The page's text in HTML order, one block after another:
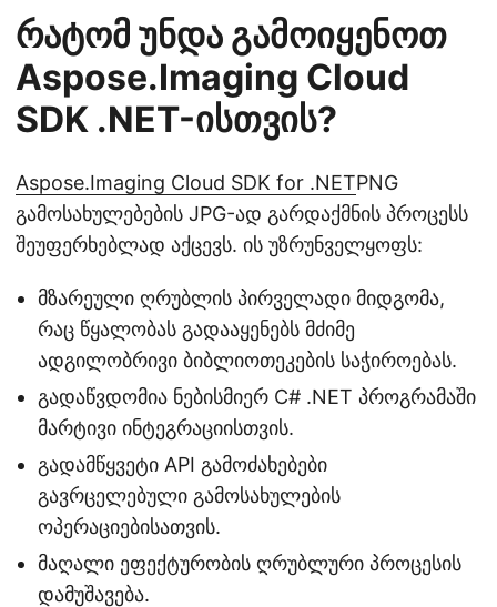
რატომ უნდა გამოიყენოთ
Aspose.Imaging Cloud
SDK .NET-ისთვის?
Aspose.Imaging Cloud SDK for .NETPNG
გამოსახულებების JPG-ად გარდაქმნის პროცესს
შეუფერხებლად აქცევს. ის უზრუნველყოფს:
მზარეული ღრუბლის პირველადი მიდგომა,
რაც წყალობას გადააყენებს მძიმე
ადგილობრივი ბიბლიოთეკების საჭიროებას.
გადაწვდომია ნებისმიერ C# .NET პროგრამაში
მარტივი ინტეგრაციისთვის.
გადამწყვეტი API გამოძახებები
გავრცელებული გამოსახულების
ოპერაციებისათვის.
მაღალი ეფექტურობის ღრუბლური პროცესის
დამუშავება.